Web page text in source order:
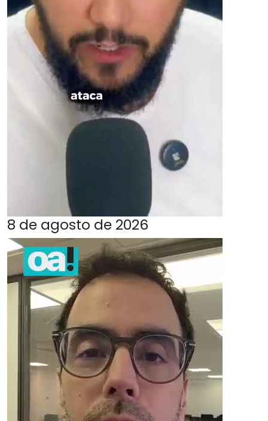
8 de agosto de 2026